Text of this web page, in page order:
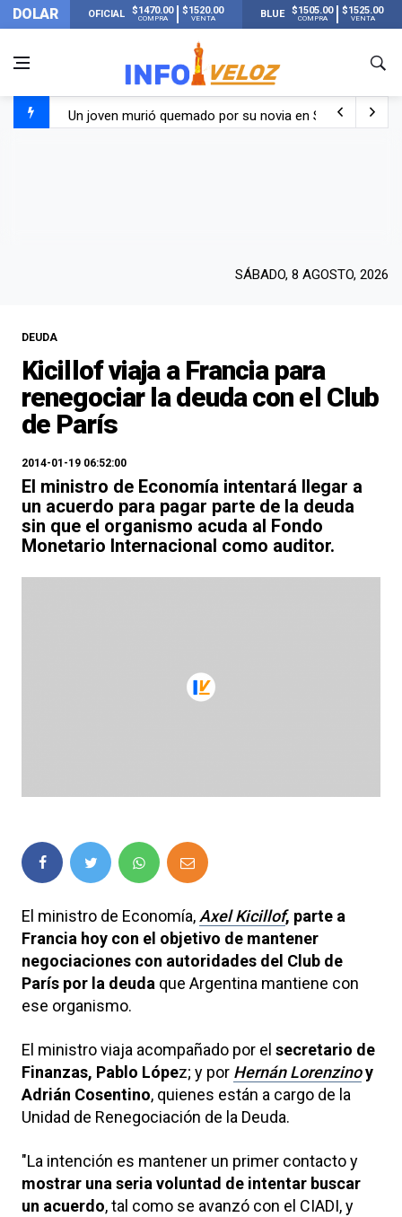
DOLAR OFICIAL $1470.00
COMPRA
$1520.00
VENTA BLUE $1505.00
COMPRA
$1525.00
VENTA
Un joven murió quemado por su novia en San Luis:
SÁBADO, 8 AGOSTO, 2026
DEUDA
Kicillof viaja a Francia para
renegociar la deuda con el Club
de París
2014-01-19 06:52:00
El ministro de Economía intentará llegar a
un acuerdo para pagar parte de la deuda
sin que el organismo acuda al Fondo
Monetario Internacional como auditor.
El ministro de Economía, Axel Kicillof, parte a
Francia hoy con el objetivo de mantener
negociaciones con autoridades del Club de
París por la deuda que Argentina mantiene con
ese organismo.
El ministro viaja acompañado por el secretario de
Finanzas, Pablo López; y por Hernán Lorenzinoy
Adrián Cosentino, quienes están a cargo de la
Unidad de Renegociación de la Deuda.
"La intención es mantener un primer contacto y
mostrar una seria voluntad de intentar buscar
un acuerdo, tal como se avanzó con el CIADI, y